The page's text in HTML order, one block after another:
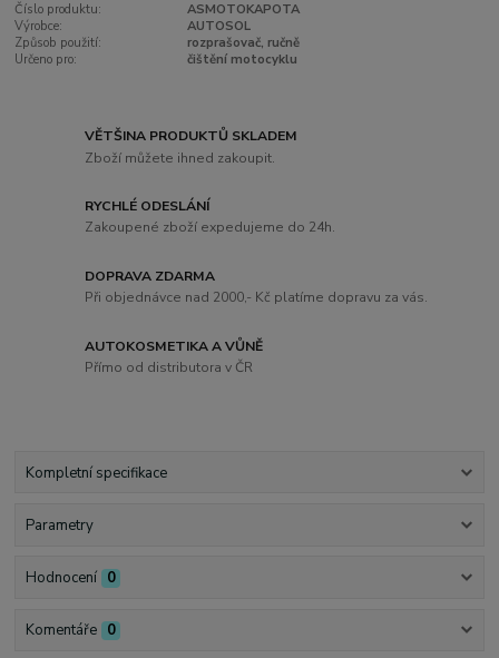
Číslo produktu:
ASMOTOKAPOTA
Výrobce:
AUTOSOL
Způsob použití:
rozprašovač, ručně
Určeno pro:
čištění motocyklu
VĚTŠINA PRODUKTŮ SKLADEM
Zboží můžete ihned zakoupit.
RYCHLÉ ODESLÁNÍ
Zakoupené zboží expedujeme do 24h.
DOPRAVA ZDARMA
Při objednávce nad 2000,- Kč platíme dopravu za vás.
AUTOKOSMETIKA A VŮNĚ
Přímo od distributora v ČR
Kompletní specifikace
Parametry
Hodnocení 0
Komentáře 0